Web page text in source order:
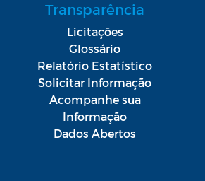
Transparência
Licitações
Glossário
Relatório Estatístico
Solicitar Informação
Acompanhe sua
Informação
Dados Abertos